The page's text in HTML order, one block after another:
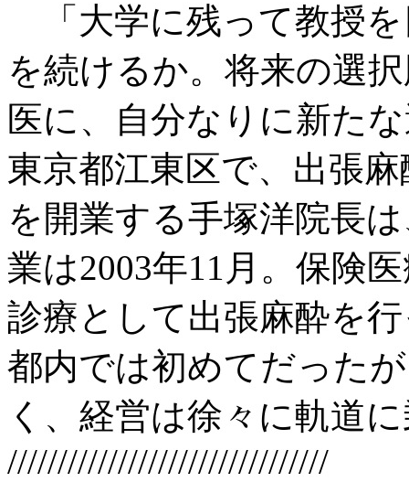
「大学に残って教授を
を続けるか。将来の選
医に、自分なりに新た
東京都江東区で、出張
を開業する手塚洋院長
業は2003年11月。保険
診療として出張麻酔を
都内では初めてだった
く、経営は徐々に軌道
////////////////////////////////